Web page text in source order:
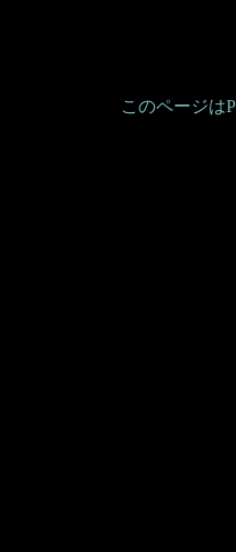
このページは